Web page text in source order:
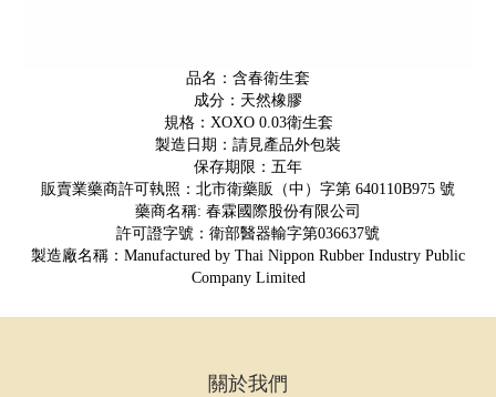
品名：含春衛生套
成分：天然橡膠
規格：XOXO 0.03衛生套
製造日期：請見產品外包裝
保存期限：五年
販賣業藥商許可執照：北市衛藥販（中）字第 640110B975 號
藥商名稱: 春霖國際股份有限公司
許可證字號：衛部醫器輸字第036637號
製造廠名稱：Manufactured by Thai Nippon Rubber Industry Public
Company Limited
關於我們